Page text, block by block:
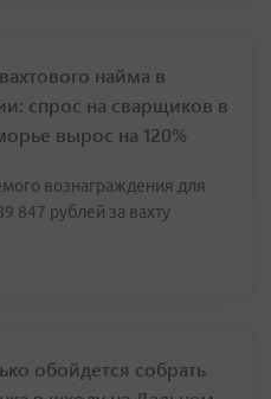
найма в
спрос на сварщиков в
вырос на 120%
вознаграждения для
847 рублей за вахту
обойдется собрать